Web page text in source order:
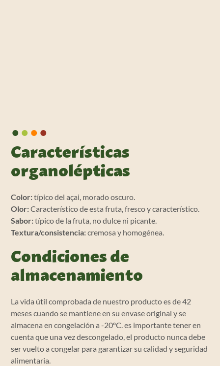
••••
Características
organolépticas
Color:típico del açai, morado oscuro.
Olor:Característico de esta fruta, fresco y característico.
Sabor:típico de la fruta, no dulce ni picante.
Textura/consistencia:cremosa y homogénea.
Condiciones de
almacenamiento
La vida útil comprobada de nuestro producto es de 42
meses cuando se mantiene en su envase original y se
almacena en congelación a -20ºC. es importante tener en
cuenta que una vez descongelado, el producto nunca debe
ser vuelto a congelar para garantizar su calidad y seguridad
alimentaria.